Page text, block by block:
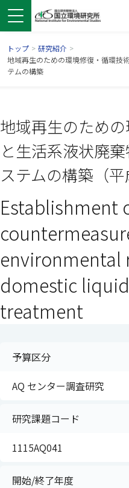
ドウで開きます）
ンドウで開きます）
ウインドウで開きます）
トップ > 研究紹介 >
地域再生のための環境修復・循環技
テムの構築
地域再生のため
と生活系液状廃
ステムの構築（平
Establishment
environmental
domestic
treatment
予算区分
AQ センター調査研究
研究課題コード
1115AQ041
開始/終了年度